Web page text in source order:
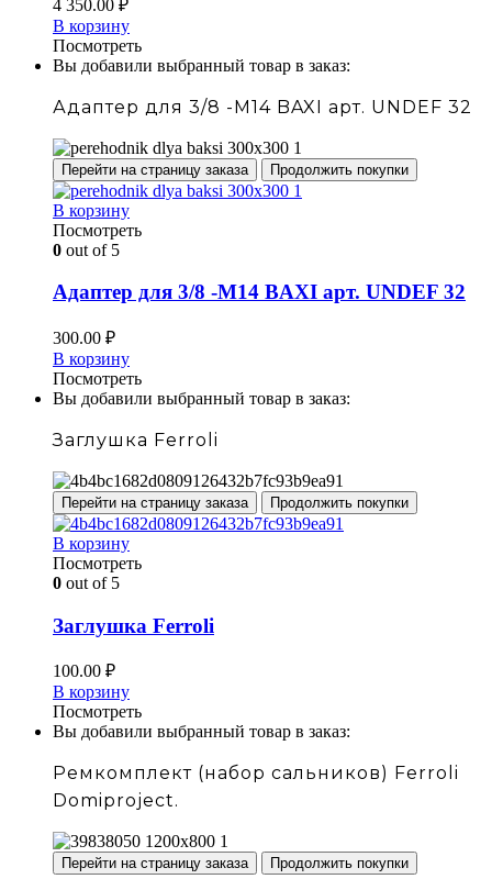
4 350.00 ₽
В корзину
Посмотреть
Вы добавили выбранный товар в заказ:
Адаптер для 3/8 -М14 BAXI арт. UNDEF 32
Перейти на страницу заказа Продолжить покупки
В корзину
Посмотреть
0 out of 5
Адаптер для 3/8 -М14 BAXI арт. UNDEF 32
300.00 ₽
В корзину
Посмотреть
Вы добавили выбранный товар в заказ:
Заглушка Ferroli
Перейти на страницу заказа Продолжить покупки
В корзину
Посмотреть
0 out of 5
Заглушка Ferroli
100.00 ₽
В корзину
Посмотреть
Вы добавили выбранный товар в заказ:
Ремкомплект (набор сальников) Ferroli
Domiproject.
Перейти на страницу заказа Продолжить покупки